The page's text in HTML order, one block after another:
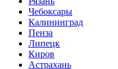
Чебоксары
Калининград
Пенза
Липецк
Киров
Астрахань